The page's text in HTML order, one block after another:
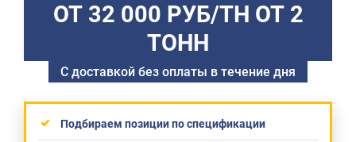
ОТ 32 000 РУБ/ТН ОТ 2
ТОНН
С доставкой без оплаты в течение дня
Подбираем позиции по спецификации